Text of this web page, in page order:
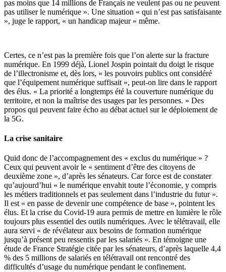
pas moins que 14 millions de Français ne veulent pas ou ne peuvent
pas utiliser le numérique ». Une situation « qui n’est pas satisfaisante
», juge le rapport, « un handicap majeur » même.
Certes, ce n’est pas la première fois que l’on alerte sur la fracture
numérique. En 1999 déjà, Lionel Jospin pointait du doigt le risque
de l’illectronisme et, dès lors, « les pouvoirs publics ont considéré
que l’équipement numérique suffisait », peut-on lire dans le rapport
des élus. « La priorité a longtemps été la couverture numérique du
territoire, et non la maîtrise des usages par les personnes. » Des
propos qui peuvent faire écho au débat actuel sur le déploiement de
la 5G.
La crise sanitaire
Quid donc de l’accompagnement des « exclus du numérique » ?
Ceux qui peuvent avoir le « sentiment d’être des citoyens de
deuxième zone », d’après les sénateurs. Car force est de constater
qu’aujourd’hui « le numérique envahit toute l’économie, y compris
les métiers traditionnels et pas seulement dans l’industrie du futur ».
Il est « en passe de devenir une compétence de base », pointent les
élus. Et la crise du Covid-19 aura permis de mettre en lumière le rôle
toujours plus essentiel des outils numériques. Avec le télétravail, elle
aura servi « de révélateur aux besoins de formation numérique
jusqu’à présent peu ressentis par les salariés ». En témoigne une
étude de France Stratégie citée par les sénateurs, d’après laquelle 4,4
% des 5 millions de salariés en télétravail ont rencontré des
difficultés d’usage du numérique pendant le confinement.